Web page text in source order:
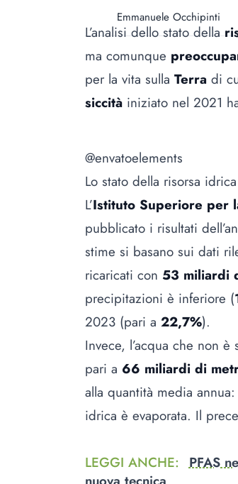
Emmanuele Occhipinti
L’analisi dello stato della
ma comunque
per la vita sulla Terra di
siccità iniziato nel 2021
@envatoelements
Lo stato della risorsa
L’Istituto Superiore per
pubblicato i risultati
stime si basano sui dati
ricaricati con 53 miliardi
precipitazioni è inferiore (
2023 (pari a 22,7%).
Invece, l’acqua che non
pari a 66 miliardi di
alla quantità media annua:
idrica è evaporata. Il
LEGGI ANCHE: PFAS